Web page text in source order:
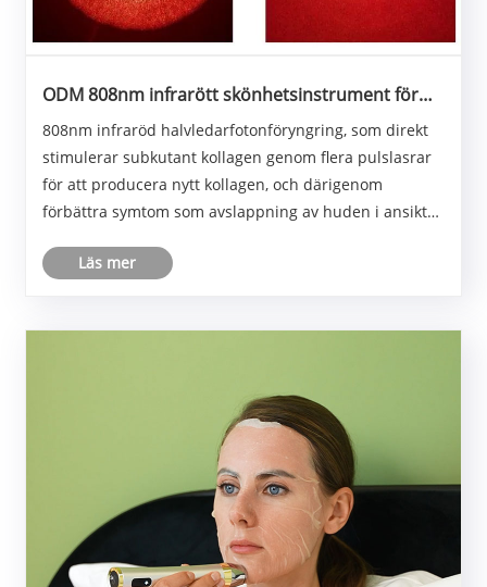
ODM 808nm infrarött skönhetsinstrument för
808nm infraröd halvledarfotonföryngring, som direkt
stimulerar subkutant kollagen genom flera pulslasrar
för att producera nytt kollagen, och därigenom
förbättra symtom som avslappning av huden i ansiktet,
Läs mer